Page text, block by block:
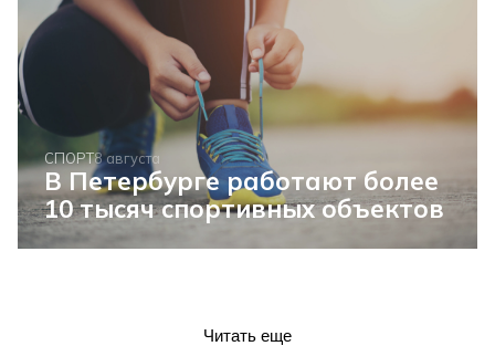
СПОРТ8 августа
В Петербурге работают более
10 тысяч спортивных объектов
Читать еще